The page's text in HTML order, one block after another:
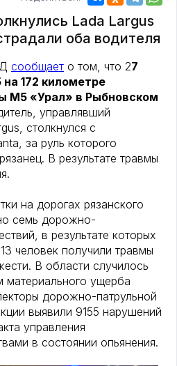
Lada Largus
оба водителя
сообщает о том, что 27
172 километре
М5 «Урал» в Рыбновском
управлявший
столкнулся с
за руль которого
В результате травмы
на дорогах рязанского
семь дорожно-
в результате которых
человек получили травмы
В области случилось
ущерба
дорожно-патрульной
выявили 9155 нарушений
управления
в состоянии опьянения.